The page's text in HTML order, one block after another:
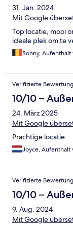
31. Jan. 2024
Mit Google
Top locatie, mooi
ideale plek om te
Ronny,
Verifizierte Bewertung
10/10 –
24. März 2025
Mit Google
Prachtige locatie
Joyce, Aufenthalt
Verifizierte Bewertung
10/10 –
9. Aug. 2024
Mit Google